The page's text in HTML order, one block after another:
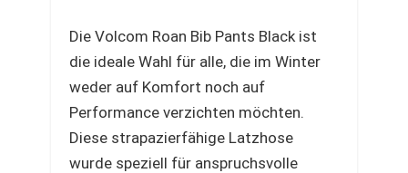
Die Volcom Roan Bib Pants Black ist
die ideale Wahl für alle, die im Winter
weder auf Komfort noch auf
Performance verzichten möchten.
Diese strapazierfähige Latzhose
wurde speziell für anspruchsvolle